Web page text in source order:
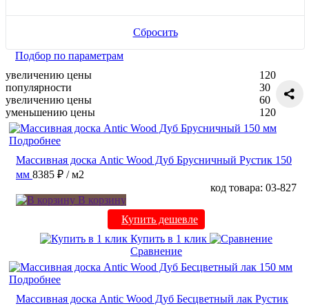
Сбросить
Подбор по параметрам
увеличению цены
популярности
увеличению цены
уменьшению цены
120
30
60
120
Подробнее
Массивная доска Antic Wood Дуб Брусничный Рустик 150
мм 8385 ₽ / м2
код товара: 03-827
В корзину
Купить дешевле
Купить в 1 клик
Сравнение
Подробнее
Массивная доска Antic Wood Дуб Бесцветный лак Рустик